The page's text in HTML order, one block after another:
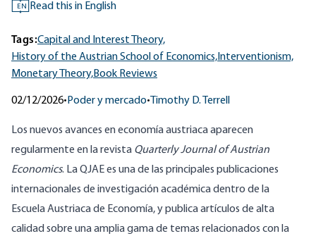
EN Read this in English
Tags:Capital and Interest Theory,
History of the Austrian School of Economics, Interventionism,
Monetary Theory,Book Reviews
02/12/2026• Poder y mercado• Timothy D. Terrell
Los nuevos avances en economía austriaca aparecen
regularmente en la revista Quarterly Journal of Austrian
Economics. La QJAE es una de las principales publicaciones
internacionales de investigación académica dentro de la
Escuela Austriaca de Economía, y publica artículos de alta
calidad sobre una amplia gama de temas relacionados con la